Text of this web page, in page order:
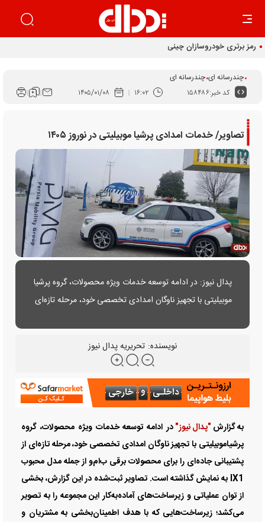
رمز برتری خودروسازان چینی کجاست؟
چندرسانه ای چندرسانه ای
کد خبر:۱۵۸۴۸۶ ۱۶:۰۲ ۱۴۰۵/۰۱/۰۸
تصاویر/ خدمات امدادی پرشیا موبیلیتی در نوروز ۱۴۰۵
پدال نیوز: در ادامه توسعه خدمات ویژه محصولات، گروه پرشیا
موبیلیتی با تجهیز ناوگان امدادی تخصصی خود، مرحله تازه‌ای
نویسنده: تحریریه پدال نیوز
به گزارش"پدال نیوز"در ادامه توسعه خدمات ویژه محصولات، گروه
پرشیاموبیلیتی با تجهیز ناوگان امدادی تخصصی خود، مرحله تازه‌ای از
پشتیبانی جاده‌ای را برای محصولات برقی ب‌ام‌و از جمله مدل محبوب
IX1 به نمایش گذاشته است. تصاویر ثبت‌شده در این گزارش، بخشی
از توان عملیاتی و زیرساخت‌های آماده‌به‌کار این مجموعه را به تصویر
می‌کشد؛ زیرساخت‌هایی که با هدف اطمینان‌بخشی به مشتریان و